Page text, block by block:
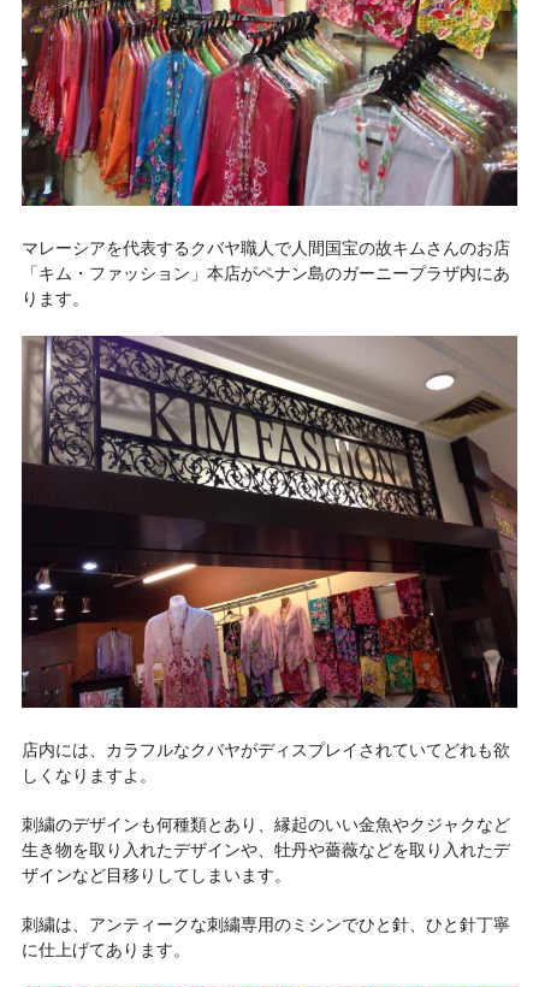
マレーシアを代表するクバヤ職人で人間国宝の故キムさんのお店
「キム・ファッション」 本店がペナン島のガーニープラザ内にあ
ります。
店内には、カラフルなクバヤがディスプレイされていてどれも欲
しくなりますよ。
刺繍のデザインも何種類とあり、縁起のいい金魚やクジャクなど
生き物を取り入れたデザインや、牡丹や薔薇などを取り入れたデ
ザインなど目移りしてしまいます。
刺繍は、アンティークな刺繍専用のミシンでひと針、ひと針丁寧
に仕上げてあります。